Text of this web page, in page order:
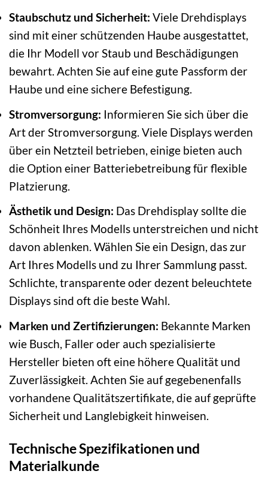
Staubschutz und Sicherheit: Viele Drehdisplays
sind mit einer schützenden Haube ausgestattet,
die Ihr Modell vor Staub und Beschädigungen
bewahrt. Achten Sie auf eine gute Passform der
Haube und eine sichere Befestigung.
Stromversorgung: Informieren Sie sich über die
Art der Stromversorgung. Viele Displays werden
über ein Netzteil betrieben, einige bieten auch
die Option einer Batteriebetreibung für flexible
Platzierung.
Ästhetik und Design: Das Drehdisplay sollte die
Schönheit Ihres Modells unterstreichen und nicht
davon ablenken. Wählen Sie ein Design, das zur
Art Ihres Modells und zu Ihrer Sammlung passt.
Schlichte, transparente oder dezent beleuchtete
Displays sind oft die beste Wahl.
Marken und Zertifizierungen: Bekannte Marken
wie Busch, Faller oder auch spezialisierte
Hersteller bieten oft eine höhere Qualität und
Zuverlässigkeit. Achten Sie auf gegebenenfalls
vorhandene Qualitätszertifikate, die auf geprüfte
Sicherheit und Langlebigkeit hinweisen.
Technische Spezifikationen und
Materialkunde